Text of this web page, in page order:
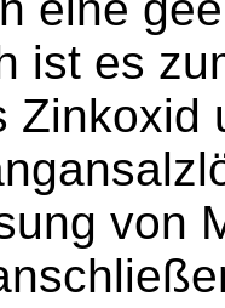
ist es
Zinkoxid
von